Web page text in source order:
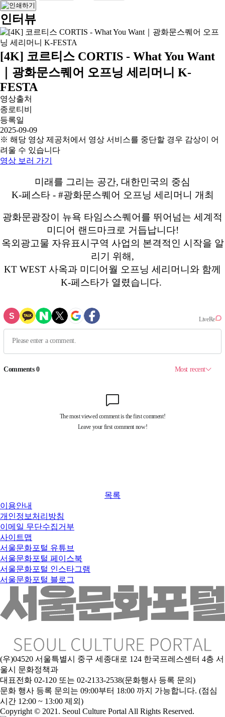
인터뷰
[4K] 코르티스 CORTIS - What You Want
｜광화문스퀘어 오프닝 세리머니 K-
FESTA
영상출처
종로티비
등록일
2025-09-09
※ 해당 영상 제공처에서 영상 서비스를 중단할 경우 감상이 어
려울 수 있습니다
영상 보러 가기
미래를 그리는 공간, 대한민국의 중심
K-페스타 - #광화문스퀘어 오프닝 세리머니 개최
광화문광장이 뉴욕 타임스스퀘어를 뛰어넘는 세계적
미디어 랜드마크로 거듭납니다!
옥외광고물 자유표시구역 사업의 본격적인 시작을 알
리기 위해,
KT WEST 사옥과 미디어월 오프닝 세리머니와 함께
K-페스타가 열렸습니다.
목록
이용안내
개인정보처리방침
이메일 무단수집거부
사이트맵
서울문화포털 유튜브
서울문화포털 페이스북
서울문화포털 인스타그램
서울문화포털 블로그
(우)04520 서울특별시 중구 세종대로 124 한국프레스센터 4층 서
울시 문화정책과
대표전화 02-120 또는 02-2133-2538(문화행사 등록 문의)
문화 행사 등록 문의는 09:00부터 18:00 까지 가능합니다. (점심
시간 12:00 ~ 13:00 제외)
Copyright © 2021. Seoul Culture Portal All Rights Reserved.